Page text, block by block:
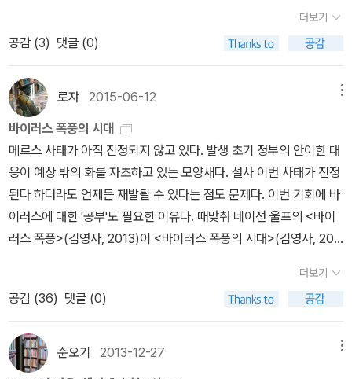
인간은 각종 바이러스에 노출된 상태로 살아가고 있다.
과학자들은 앞으로도 바이러스를 퇴치하거나 인체의 면역력을 키우
기 위해 노력할 것이다. 반면에 바이러스도 마찬가지다. 특히 감기 바
이러스는 리노바이러스(rhinovirus), 아데노바이러스(Adenoviru
s), 파라인플루엔자(parainfluenza) 등 수백 가지인데다 이들은 끊
임없이 변신한다. 미국의 과학 저널리스트 칼 짐머는 인류가 리노바
이러스를 과소평가하기 때문에 며칠 만에 치유할 수 있는 감기를 불
치병으로 인식한다고 주장했다. 비단 리노바이러스뿐이겠는가. 우린
기 복제를 위해 무차별로 인체를 공격하는 바이러스에 취약하다. 바
이러스가 인체에 침투하고, 나아가 인간 사이의 전염이 가능할 정도
로 변이를 일으키면 심각한 위협이 된다. 바이러스는 인류에게 해롭
한다고 주장한다. 바이러스는 산소의 상당 부분을 생산하며 지구의
기온을 조절하는 데에도 필요한 존재다. 바이러스는 파괴하는 자와
계 세포에도 들어간다. 바이러스에 감염된 면역 세포는 림프절로 들
어가서, 승객을 내려놓는다. 그러면 더 많은 면역세포가 감염된다. 감
다. 모기에 물린 지 며칠되지 않아 새의 몸 속에서 그 바이러스는 수십
억 마리로 ㅜ불어난다. 엄청나게 많긴 해도, 웨스트나일바이러스 스
스로 새의 몸 바깥으로 탈출하지 못한다. 매개체가 필요하다. 바로 모
기다. 모기가 감염된 새의 피를 빨때 바이러스에 감염된 피가 빨려들
어간다. 모기의 몸 속에 들어가면 바이러스는 중장midgut에 있는 세
포로 침입한다. 거기에서 모기의 침샘으로 운반될 수 있고, 그러면 새
로운 새에게로 주입될 준비가 끝난다. (111쪽)감염된 새 한마리는 그
자체로는 전국적인 유행병을 촉발할 수 없다. 그 바이러스는 퍼지려
사는 모기 62종의 몸 속에서 살아남을 수 있다. 미국의 새들도 좋은
숙주임이 드러났다. 미국의 새 중 총 150종이 웨스트나일바이러스를
지닌 것으로 드러났다. ...새에서 모기를 거쳐 새에게로 옮겨가면서,
웨스트나일바이러스는겨우 4년 사이에 미국 전역으로 퍼졌다. 그와
더불어 사람들도 웨스트나일바이러스에 걸려 앓게 되었다. 미국에서
끝나 SARS 코로나 바이러스는 사라졌지만 안심할 수 없다. 서아시
아(중동)에서는 SARS코로나 바이러스와 비슷한 'MERS 코로나 바
이러스'를 특히 주의해야 한다.' 뉴턴하이라이트의 장점은 바로 그래
픽이다. 다양한 바이러스의 모습을 보여주고 바이러스가 어떻게 감염
되는지가 그래픽으로 설명된다. 그리고 바이러스를 쉽게 이해할 수
있는 아주 좋은 책이다. 이 책을 참고서로 삼아 다른 바이러스 책들을
보면 된다. 바이러스 삶과죽음사이 이재열 / 지호 / 13000원 <바
이러스 삶과 죽음사이>는 바이러스 입문책으로 좋다. 바이러스에 대
한 기본적인 설명부터 잘 되어 있다. 바이러스를 생명으로 봐야 할지
의 문제부터 과연 바이러스는 무엇인지, 바이러스와관련된 것들 '감
염', '면역' 등에 대해서도 쉽게 설명이 되어 있다. 그리고 덤으로 유명
한 바이러스들에 대한 설명도.. 아이를 키우는 부모들이라면 몇번씩
은 들어봤을 수족구에 대한 설명, 눈병, 감기와 독감 등이 책 한권만으
주의 몸 안으로 들어가는 과정을 감염infection이라고 한다.' '사람들
은 어떻게 해서든지 바이러스에 대항하는 능력을 키워왔고, 그 결과
더보기
공감 (3) 댓글 (0)
로쟈 2015-06-12
바이러스 폭풍의 시대
메르스 사태가 아직 진정되지 않고 있다. 발생 초기 정부의 안이한 대
응이 예상 밖의 화를 자초하고 있는 모양새다. 설사 이번 사태가 진정
된다 하더라도 언제든 재발될 수 있다는 점도 문제다. 이번 기회에 바
이러스에 대한 '공부'도 필요한 이유다. 때맞춰 네이선 울프의 <바이
러스 폭풍>(김영사, 2013)이 <바이러스 폭풍의 시대>(김영사, 201
지배할 인류의 미래와 생존 전략'이 부제. 좀더 실감나게 읽을 수 있지
않을까 싶다. 독창적 생물학자이자 세계적인 바이러스 전문가인 네
이선 울프의 책. 이 책은 파괴적 살인 바이러스의 정체에 대해 이야기
한다. 저자는 전염 바이러스에 관한 새로운 접근 방식, 날카로운 통찰
력으로 인류를 괴롭히는 대유행 전염병 바이러스의 행로를 바꿀 강력
더보기
공감 (36) 댓글 (0)
순오기 2013-12-27